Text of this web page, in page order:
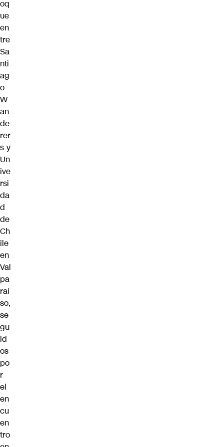
oq
ue
en
tre
Sa
nti
ag
o
W
an
de
rer
s y
Un
ive
rsi
da
d
de
Ch
ile
en
Val
pa
raí
so,
se
gu
id
os
po
r
el
en
cu
en
tro